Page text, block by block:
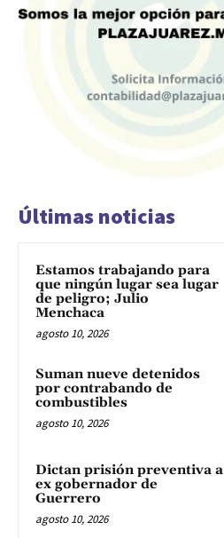
Últimas noticias
Estamos trabajando para
que ningún lugar sea lugar
de peligro; Julio
Menchaca
agosto 10, 2026
Suman nueve detenidos
por contrabando de
combustibles
agosto 10, 2026
Dictan prisión preventiva a
ex gobernador de
Guerrero
agosto 10, 2026